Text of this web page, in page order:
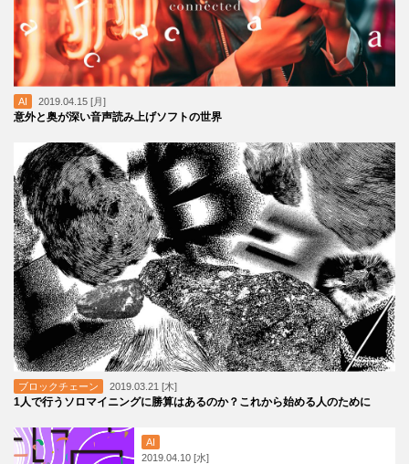
AI 2019.04.15 [月]
意外と奥が深い音声読み上げソフトの世界
ブロックチェーン 2019.03.21 [木]
1人で行うソロマイニングに勝算はあるのか？これから始める人のために
AI
2019.04.10 [水]